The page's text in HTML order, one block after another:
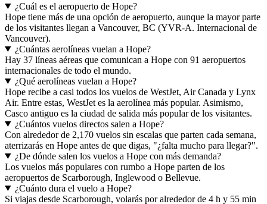
¿Cuál es el aeropuerto de Hope?
Hope tiene más de una opción de aeropuerto, aunque la mayor parte
de los visitantes llegan a Vancouver, BC (YVR-A. Internacional de
Vancouver).
¿Cuántas aerolíneas vuelan a Hope?
Hay 37 líneas aéreas que comunican a Hope con 91 aeropuertos
internacionales de todo el mundo.
¿Qué aerolíneas vuelan a Hope?
Hope recibe a casi todos los vuelos de WestJet, Air Canada y Lynx
Air. Entre estas, WestJet es la aerolínea más popular. Asimismo,
Casco antiguo es la ciudad de salida más popular de los visitantes.
¿Cuántos vuelos directos salen a Hope?
Con alrededor de 2,170 vuelos sin escalas que parten cada semana,
aterrizarás en Hope antes de que digas, "¿falta mucho para llegar?".
¿De dónde salen los vuelos a Hope con más demanda?
Los vuelos más populares con rumbo a Hope parten de los
aeropuertos de Scarborough, Inglewood o Bellevue.
¿Cuánto dura el vuelo a Hope?
Si viajas desde Scarborough, volarás por alrededor de 4 h y 55 min